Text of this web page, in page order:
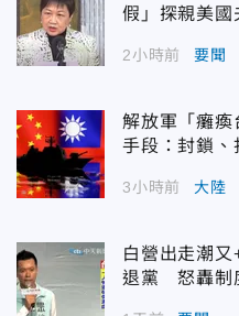
假」探親美國
2小時前 要聞
解放軍「癱瘓
手段：封鎖、
3小時前 大陸
白營出走潮
退黨 怒轟制